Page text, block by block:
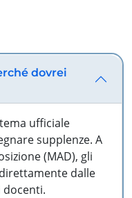
dovrei
ufficiale
supplenze. A
(MAD), gli
dalle
docenti.